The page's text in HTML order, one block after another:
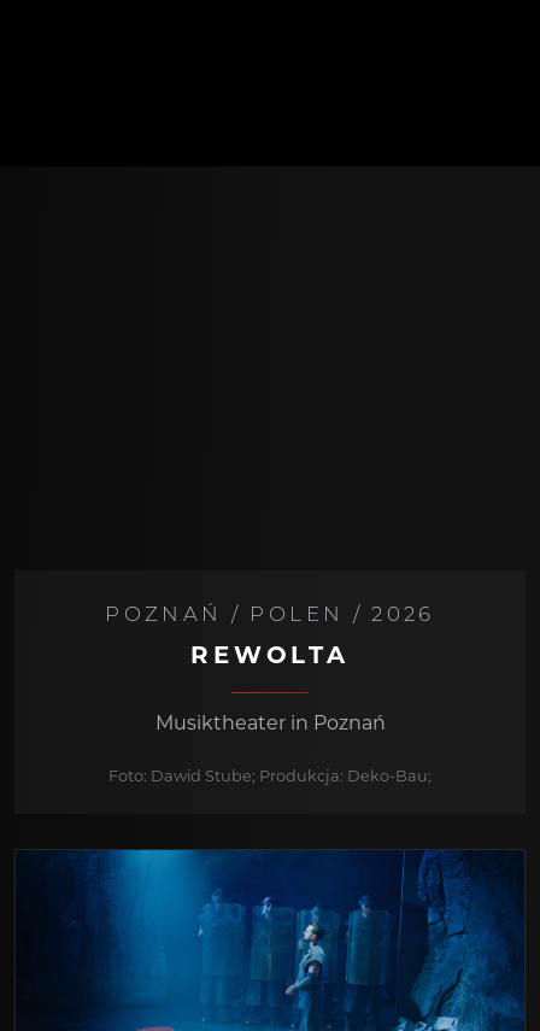
POZNAŃ / POLEN / 2026
REWOLTA
Musiktheater in Poznań
Foto: Dawid Stube; Produkcja: Deko-Bau;